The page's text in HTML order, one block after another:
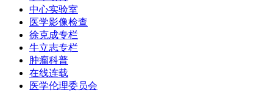
中心实验室
医学影像检查
徐克成专栏
牛立志专栏
肿瘤科普
在线连载
医学伦理委员会